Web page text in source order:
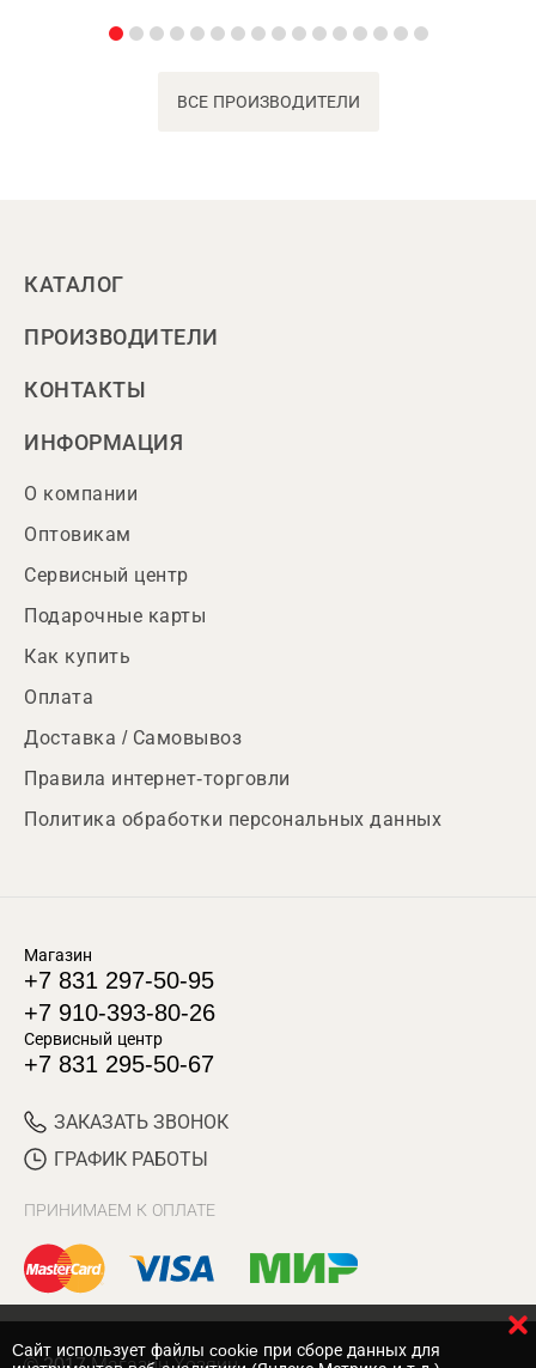
ВСЕ ПРОИЗВОДИТЕЛИ
КАТАЛОГ
ПРОИЗВОДИТЕЛИ
КОНТАКТЫ
ИНФОРМАЦИЯ
О компании
Оптовикам
Сервисный центр
Подарочные карты
Как купить
Оплата
Доставка / Самовывоз
Правила интернет-торговли
Политика обработки персональных данных
Магазин
+7 831 297-50-95
+7 910-393-80-26
Сервисный центр
+7 831 295-50-67
ЗАКАЗАТЬ ЗВОНОК
ГРАФИК РАБОТЫ
ПРИНИМАЕМ К ОПЛАТЕ
Cайт использует файлы cookie при сборе данных для